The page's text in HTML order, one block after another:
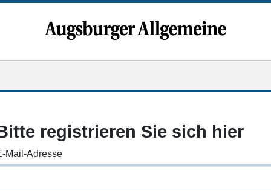
registrieren Sie sich hier
Mail-Adresse